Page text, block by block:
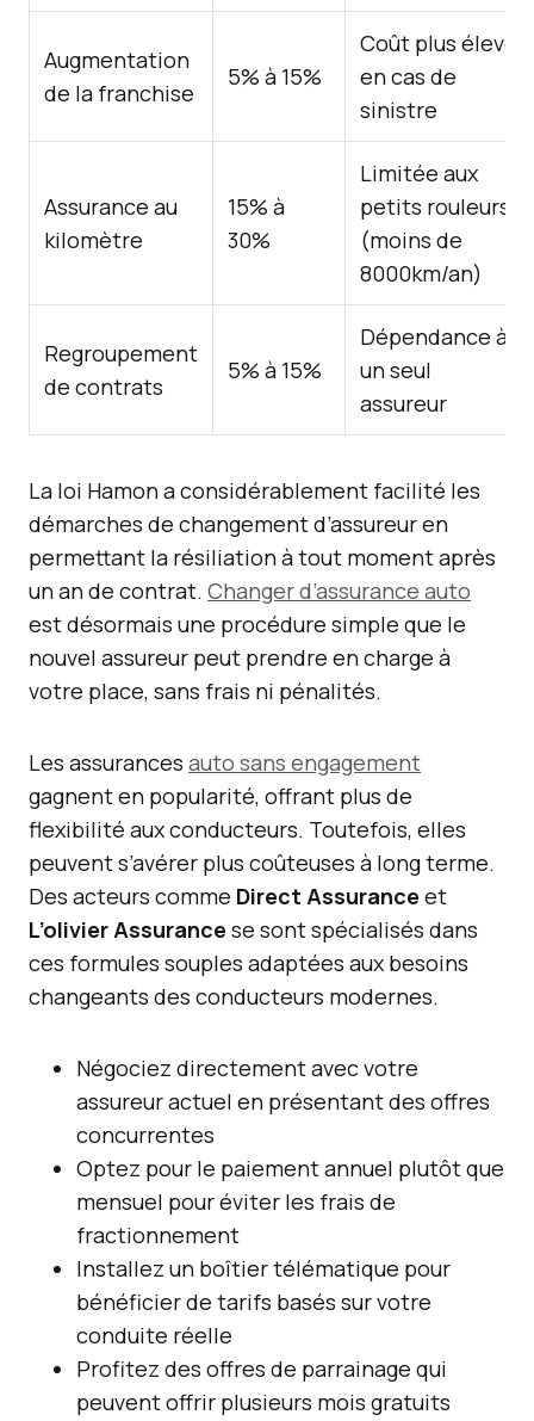
Augmentation
de la franchise
5% à 15%
Coût plus élevé
en cas de
sinistre
Assurance au
kilomètre
15% à
30%
Limitée aux
petits rouleurs
(moins de
8000km/an)
Regroupement
de contrats
5% à 15%
Dépendance à
un seul
assureur
La loi Hamon a considérablement facilité les
démarches de changement d’assureur en
permettant la résiliation à tout moment après
un an de contrat. Changer d’assurance auto
est désormais une procédure simple que le
nouvel assureur peut prendre en charge à
votre place, sans frais ni pénalités.
Les assurances auto sans engagement
gagnent en popularité, offrant plus de
flexibilité aux conducteurs. Toutefois, elles
peuvent s’avérer plus coûteuses à long terme.
Des acteurs comme Direct Assurance et
L’olivier Assurance se sont spécialisés dans
ces formules souples adaptées aux besoins
changeants des conducteurs modernes.
Négociez directement avec votre
assureur actuel en présentant des offres
concurrentes
Optez pour le paiement annuel plutôt que
mensuel pour éviter les frais de
fractionnement
Installez un boîtier télématique pour
bénéficier de tarifs basés sur votre
conduite réelle
Profitez des offres de parrainage qui
peuvent offrir plusieurs mois gratuits